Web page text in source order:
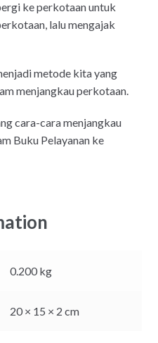
ke perkotaan untuk
lalu mengajak
metode kita yang
menjangkau perkotaan.
cara-cara menjangkau
Buku Pelayanan ke
0.200 kg
20 × 15 × 2 cm